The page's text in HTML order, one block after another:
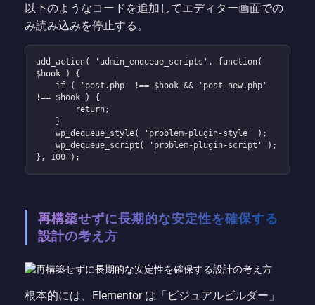
以下のようなコードを追加してエディター画面での
み読み込みを停止する。
add_action( 'admin_enqueue_scripts', function(
$hook ) {
!== $hook ) {
}, 100 );
再構築せずに長期的な安定性を確保する
設計の考え方
根本的には、Elementor は「ビジュアルビルダー」